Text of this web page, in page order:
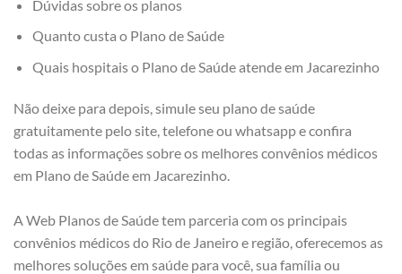
Dúvidas sobre os planos
Quanto custa o Plano de Saúde
Quais hospitais o Plano de Saúde atende em Jacarezinho
Não deixe para depois, simule seu plano de saúde
gratuitamente pelo site, telefone ou whatsapp e confira
todas as informações sobre os melhores convênios médicos
em Plano de Saúde em Jacarezinho.
A Web Planos de Saúde tem parceria com os principais
convênios médicos do Rio de Janeiro e região, oferecemos as
melhores soluções em saúde para você, sua família ou